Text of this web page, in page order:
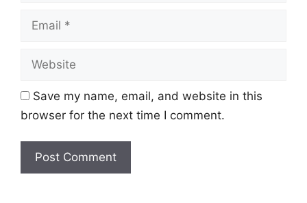
Save my name, email, and website in this
browser for the next time I comment.